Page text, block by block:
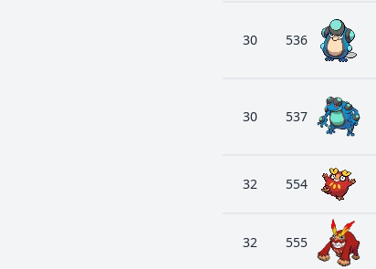
30 536
30 537
32 554
32 555